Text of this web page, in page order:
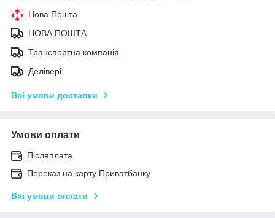
Нова Пошта
НОВА ПОШТА
Транспортна компанія
Делівері
Всі умови доставки
Умови оплати
Післяплата
Переказ на карту Приватбанку
Всі умови оплати